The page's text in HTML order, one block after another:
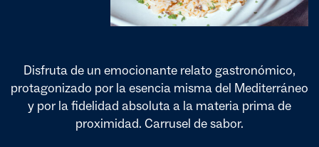
Disfruta de un emocionante relato gastronómico,
protagonizado por la esencia misma del Mediterráneo
y por la fidelidad absoluta a la materia prima de
proximidad. Carrusel de sabor.